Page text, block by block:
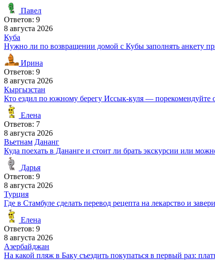
Павел
Ответов: 9
8 августа 2026
Куба
Нужно ли по возвращении домой с Кубы заполнять анкету
Ирина
Ответов: 9
8 августа 2026
Кыргызстан
Кто ездил по южному берегу Иссык-куля — порекомендуйте
Елена
Ответов: 7
8 августа 2026
Вьетнам Дананг
Куда поехать в Дананге и стоит ли брать экскурсии или
Дарья
Ответов: 9
8 августа 2026
Турция
Где в Стамбуле сделать перевод рецепта на лекарство и
Елена
Ответов: 9
8 августа 2026
Азербайджан
На какой пляж в Баку съездить покупаться в первый раз: